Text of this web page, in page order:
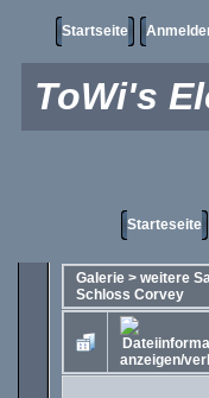
Startseite
ToWi's
Starteseite
Galerie > weitere
Schloss Corvey